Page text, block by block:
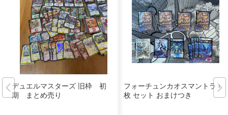
デュエルマスターズ 旧枠 初
期 まとめ売り
フォーチュンカオスマントラ 4
枚 セット おまけつき